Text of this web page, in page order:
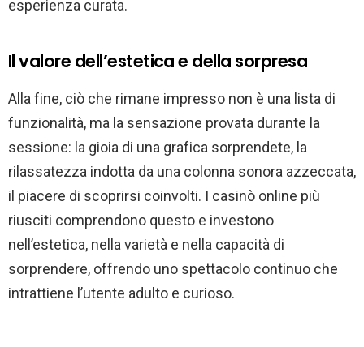
esperienza curata.
Il valore dell’estetica e della sorpresa
Alla fine, ciò che rimane impresso non è una lista di
funzionalità, ma la sensazione provata durante la
sessione: la gioia di una grafica sorprendete, la
rilassatezza indotta da una colonna sonora azzeccata,
il piacere di scoprirsi coinvolti. I casinò online più
riusciti comprendono questo e investono
nell’estetica, nella varietà e nella capacità di
sorprendere, offrendo uno spettacolo continuo che
intrattiene l’utente adulto e curioso.